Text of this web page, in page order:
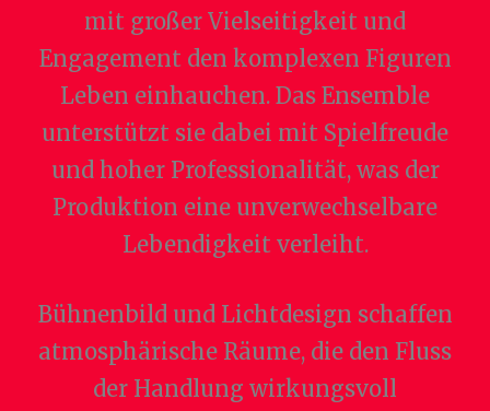
mit großer Vielseitigkeit und
Engagement den komplexen Figuren
Leben einhauchen. Das Ensemble
unterstützt sie dabei mit Spielfreude
und hoher Professionalität, was der
Produktion eine unverwechselbare
Lebendigkeit verleiht.
Bühnenbild und Lichtdesign schaffen
atmosphärische Räume, die den Fluss
der Handlung wirkungsvoll